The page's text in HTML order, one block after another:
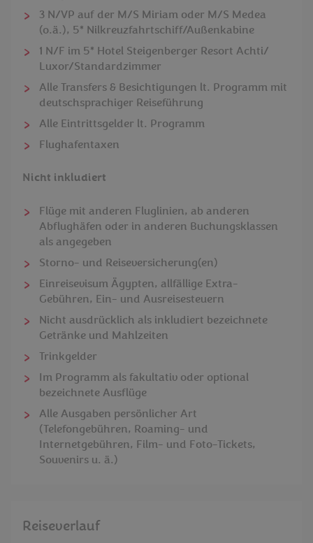
3 N/VP auf der M/S Miriam oder M/S Medea
(o.ä.), 5* Nilkreuzfahrtschiff/Außenkabine
1 N/F im 5* Hotel Steigenberger Resort Achti/
Luxor/Standardzimmer
Alle Transfers & Besichtigungen lt. Programm mit
deutschsprachiger Reiseführung
Alle Eintrittsgelder lt. Programm
Flughafentaxen
Nicht inkludiert
Flüge mit anderen Fluglinien, ab anderen
Abflughäfen oder in anderen Buchungsklassen
als angegeben
Storno- und Reiseversicherung(en)
Einreisevisum Ägypten, allfällige Extra-
Gebühren, Ein- und Ausreisesteuern
Nicht ausdrücklich als inkludiert bezeichnete
Getränke und Mahlzeiten
Trinkgelder
Im Programm als fakultativ oder optional
bezeichnete Ausflüge
Alle Ausgaben persönlicher Art
(Telefongebühren, Roaming- und
Internetgebühren, Film- und Foto-Tickets,
Souvenirs u. ä.)
Reiseverlauf